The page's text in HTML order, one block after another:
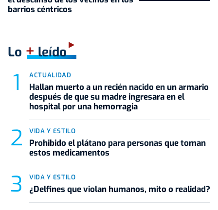
barrios céntricos
Lo +leído
ACTUALIDAD
Hallan muerto a un recién nacido en un armario
después de que su madre ingresara en el
hospital por una hemorragia
VIDA Y ESTILO
Prohibido el plátano para personas que toman
estos medicamentos
VIDA Y ESTILO
¿Delfines que violan humanos, mito o realidad?